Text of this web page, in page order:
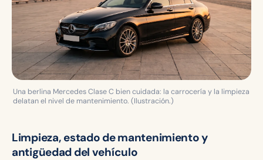
Una berlina Mercedes Clase C bien cuidada: la carrocería y la limpieza
delatan el nivel de mantenimiento. (Ilustración.)
Limpieza, estado de mantenimiento y
antigüedad del vehículo